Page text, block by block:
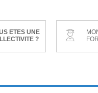
ETES UNE
?